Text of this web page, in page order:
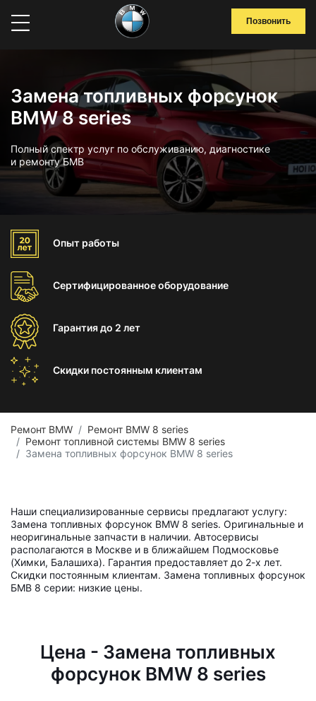
Позвонить
Замена топливных форсунок
BMW 8 series
Полный спектр услуг по обслуживанию, диагностике
и ремонту БМВ
Опыт работы
Сертифицированноеоборудование
Гарантиядо 2 лет
Скидки постоянным клиентам
Ремонт BMW
Ремонт BMW 8 series
Ремонт топливной системы BMW 8 series
Замена топливных форсунок BMW 8 series
Наши специализированные сервисы предлагают услугу:
Замена топливных форсунок BMW 8 series. Оригинальные и
неоригинальные запчасти в наличии. Автосервисы
располагаются в Москве и в ближайшем Подмосковье
(Химки, Балашиха). Гарантия предоставляет до 2-х лет.
Скидки постоянным клиентам. Замена топливных форсунок
БМВ 8 серии: низкие цены.
Цена - Замена топливных
форсунок BMW 8 series